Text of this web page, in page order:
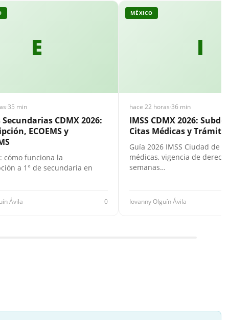
E
·35 min
Secundarias CDMX 2026:
ECOEMS y
cómo funciona la
a 1° de secundaria en
Ávila 0
I
MÉXICO
hace 22 horas·36 min
IMSS CDMX 2026:
Citas Médicas y
Guía 2026 IMSS Ciudad de
médicas, vigencia de
semanas…
Iovanny Olguín Ávila